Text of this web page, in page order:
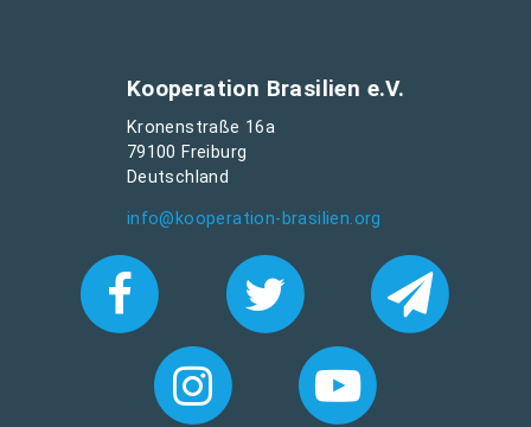
Kooperation Brasilien e.V.
Kronenstraße 16a
79100 Freiburg
Deutschland
info@kooperation-brasilien.org